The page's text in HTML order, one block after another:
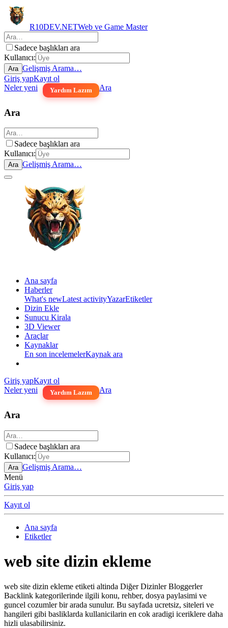
R10DEV.NETWeb ve Game Master
Sadece başlıkları ara
Kullanıcı:
Ara Gelişmiş Arama…
Giriş yapKayıt ol
Neler yeni
Yardım Lazım Ara
Ara
Sadece başlıkları ara
Kullanıcı:
Ara Gelişmiş Arama…
Ana sayfa
Haberler
What's newLatest activityYazarEtiketler
Dizin Ekle
Sunucu Kirala
3D Viewer
Araçlar
Kaynaklar
En son incelemelerKaynak ara
Giriş yapKayıt ol
Neler yeni
Yardım Lazım Ara
Ara
Sadece başlıkları ara
Kullanıcı:
Ara Gelişmiş Arama…
Menü
Giriş yap
Kayıt ol
Ana sayfa
Etiketler
web site dizin ekleme
web site dizin ekleme etiketi altinda Diğer Dizinler Bloggerler
Backlink kategorilerinde ilgili konu, rehber, dosya paylasimi ve
guncel cozumler bir arada sunulur. Bu sayfada ucretsiz, siteleri ve
hangileri gibi basliklarda kullanicilarin en cok aradigi iceriklere daha
hizli ulasabilirsiniz.